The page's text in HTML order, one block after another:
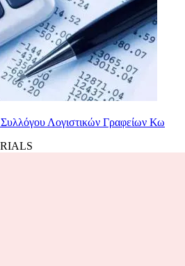
Λογιστικών Γραφείων Κω